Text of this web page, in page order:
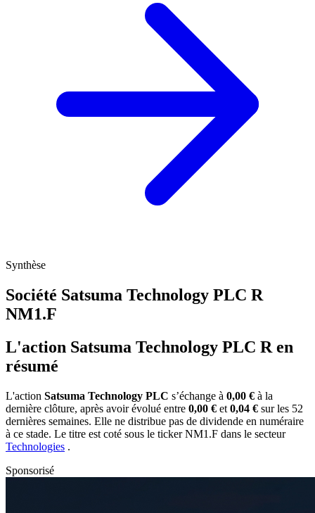
Synthèse
Société Satsuma Technology PLC R
NM1.F
L'action Satsuma Technology PLC R en
résumé
L'action Satsuma Technology PLC s’échange à 0,00 € à la
dernière clôture, après avoir évolué entre 0,00 € et 0,04 € sur les 52
dernières semaines. Elle ne distribue pas de dividende en numéraire
à ce stade. Le titre est coté sous le tickerNM1.F dans le secteur
Technologies .
Sponsorisé